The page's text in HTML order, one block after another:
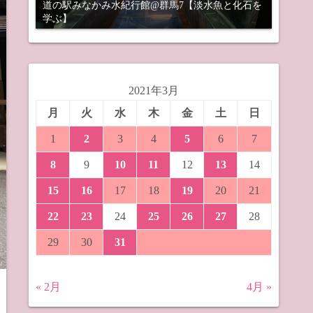
道の駅みなかみ水紀行館@群馬7【淡水魚と化石を
学ぶ】
2021年3月
月
火 水 木 金 土 日
1 2 3 4 5 6 7
8 9 10 11 12 13 14
15 16 17 18 19 20 21
22 23 24 25 26 27 28
29 30 31
« 2月 4月 »